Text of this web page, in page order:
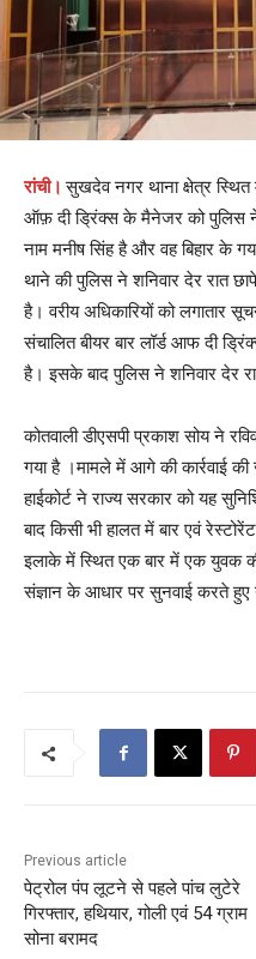
रांची।सुखदेव नगर थाना क्षेत्र स्थित
ऑफ़ दी ड्रिंक्स के मैनेजर को पुलिस ने
नाम मनीष सिंह है और वह बिहार के
थाने की पुलिस ने शनिवार देर रात
है। वरीय अधिकारियों को लगातार
संचालित बीयर बार लॉर्ड आफ दी
है। इसके बाद पुलिस ने शनिवार देर
कोतवाली डीएसपी प्रकाश सोय ने
गया है ।मामले में आगे की कार्रवाई
हाईकोर्ट ने राज्य सरकार को यह
बाद किसी भी हालत में बार एवं
इलाके में स्थित एक बार में एक युवक
संज्ञान के आधार पर सुनवाई करते हुए
Previous article
पेट्रोल पंप लूटने से पहले पांच लुटेरे
गिरफ्तार, हथियार, गोली एवं 54 ग्राम
सोना बरामद